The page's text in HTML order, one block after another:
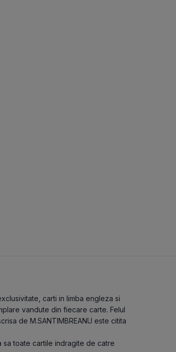
carti in limba engleza si
vandute din fiecare carte. Felul
de M.SANTIMBREANU este citita
sa toate cartile indragite de catre